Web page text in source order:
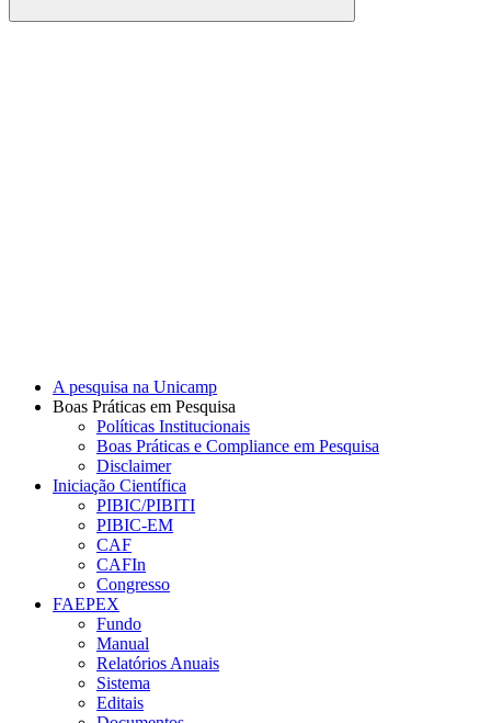
Buscar
A pesquisa na Unicamp
Boas Práticas em Pesquisa
Políticas Institucionais
Boas Práticas e Compliance em Pesquisa
Disclaimer
Iniciação Científica
PIBIC/PIBITI
PIBIC-EM
CAF
CAFIn
Congresso
FAEPEX
Fundo
Manual
Relatórios Anuais
Sistema
Editais